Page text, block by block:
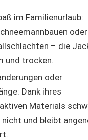
im Familienurlaub:
oder
– die
und trocken.
oder
Dank ihres
Materials
nicht und bleibt